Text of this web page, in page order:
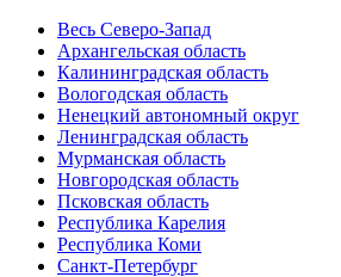
Весь Северо-Запад
Архангельская область
Калининградская область
Вологодская область
Ненецкий автономный округ
Ленинградская область
Мурманская область
Новгородская область
Псковская область
Республика Карелия
Республика Коми
Санкт-Петербург